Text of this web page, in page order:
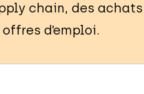
chain, des
d’emploi.